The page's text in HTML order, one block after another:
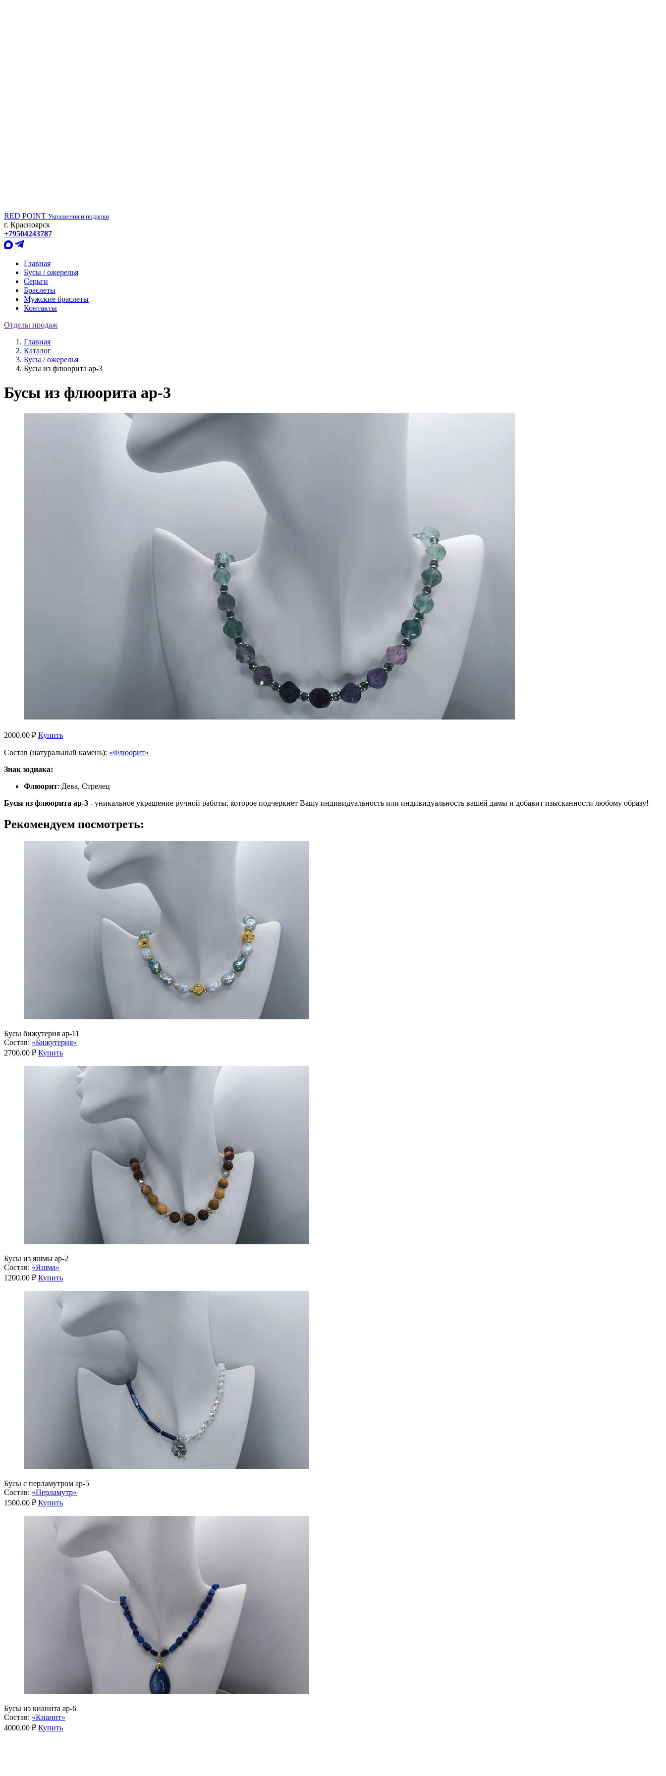
RED POINT Украшения и подарки
г. Красноярск
+79504243787
Главная
Бусы / ожерелья
Серьги
Браслеты
Мужские браслеты
Контакты
Отделы продаж
Главная
Каталог
Бусы / ожерелья
Бусы из флюорита ар-3
Бусы из флюорита ар-3
2000.00 ₽ Купить
Состав (натуральный камень): «Флюорит»
Знак зодиака:
Флюорит: Дева, Стрелец
Бусы из флюорита ар-3 - уникальное украшение ручной работы, которое подчеркнет Вашу индивидуальность или индивидуальность вашей дамы и добавит изысканности любому образу!
Рекомендуем посмотреть:
Бусы бижутерия ар-11
Состав: «Бижутерия»
2700.00 ₽ Купить
Бусы из яшмы ар-2
Состав: «Яшма»
1200.00 ₽ Купить
Бусы с перламутром ар-5
Состав: «Перламутр»
1500.00 ₽ Купить
Бусы из кианита ар-6
Состав: «Кианит»
4000.00 ₽ Купить